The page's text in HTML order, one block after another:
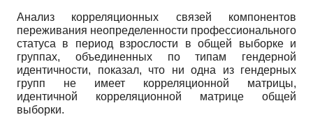
Анализ корреляционных связей компонентов
переживания неопределенности профессионального
статуса в период взрослости в общей выборке и
группах, объединенных по типам гендерной
идентичности, показал, что ни одна из ген­дерных
групп не имеет корреляционной матрицы,
идентичной корреляционной матрице общей
выборки.